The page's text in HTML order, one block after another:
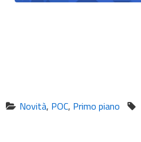
Novità, POC, Primo piano